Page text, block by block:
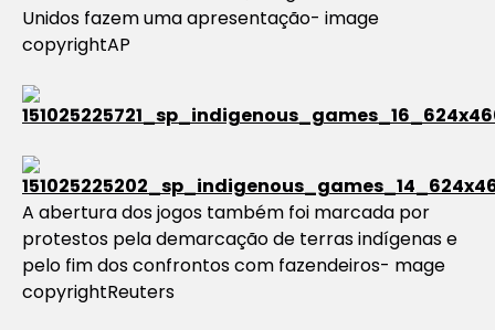
Unidos fazem uma apresentação- image
copyrightAP
A abertura dos jogos também foi marcada por
protestos pela demarcação de terras indígenas e
pelo fim dos confrontos com fazendeiros- mage
copyrightReuters